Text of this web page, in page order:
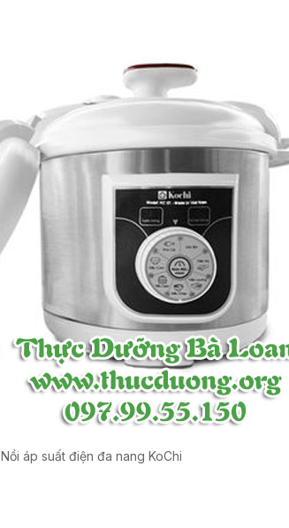
Nồi áp suất điện đa nang KoChi